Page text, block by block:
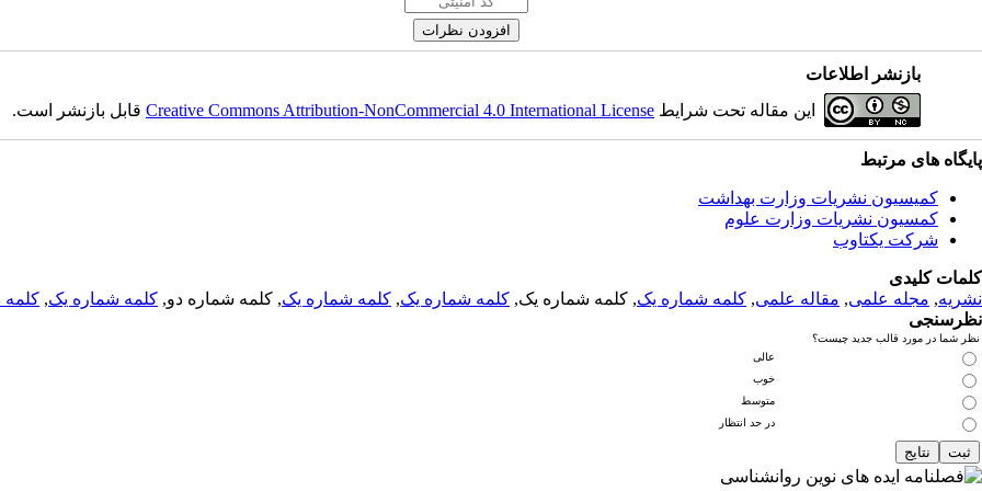
بازنشر اطلاعات
این مقاله تحت شرایط Creative Commons Attribution-NonCommercial 4.0 International Licenseقابل بازنشر است.
پایگاه های مرتبط
کمیسیون نشریات وزارت بهداشت
کمسیون نشریات وزارت علوم
شرکت یکتاوب
کلمات کلیدی
نشریه, مجله علمی, مقاله علمی, کلمه شماره یک, کلمه شماره یک, کلمه شماره یک, کلمه شماره یک, کلمه شماره دو, کلمه شماره یک, کلمه
نظرسنجی
نظر شما در مورد قالب جدید چیست؟
عالی
خوب
متوسط
در حد انتظار